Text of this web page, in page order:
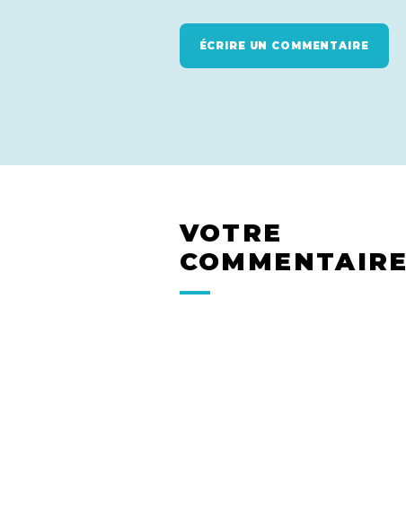
ÉCRIRE UN COMMENTAIRE
VOTRE
COMMENTAIRE